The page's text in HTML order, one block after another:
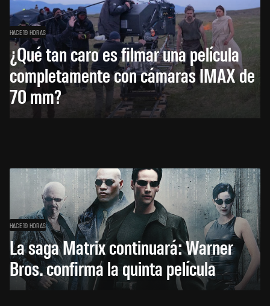
HACE 19 HORAS
¿Qué tan caro es filmar una película
completamente con cámaras IMAX de
70 mm?
HACE 19 HORAS
La saga Matrix continuará: Warner
Bros. confirma la quinta película